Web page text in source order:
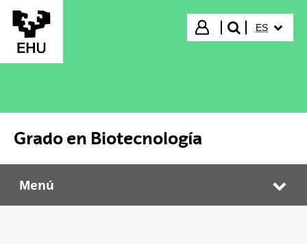
Saltar al contenido principal
Iniciar sesión
buscar"
ES
Grado en Biotecnología
Grado en Biotecnología
Menú